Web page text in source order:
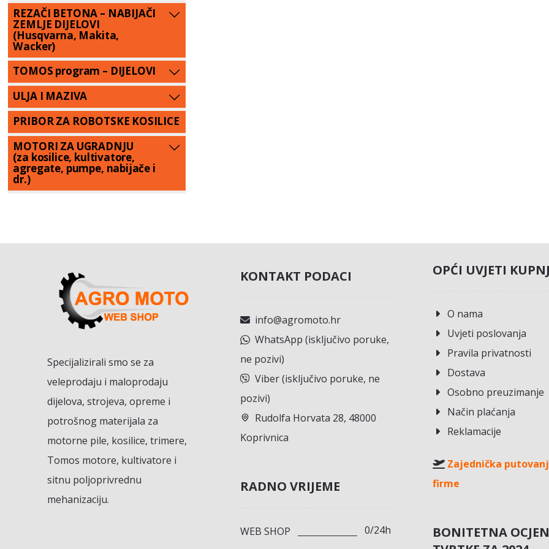
REZAČI BETONA – NABIJAČI
ZEMLJE DIJELOVI
(Husqvarna, Makita,
Wacker)
TOMOS program – DIJELOVI
ULJA I MAZIVA
PRIBOR ZA ROBOTSKE KOSILICE
MOTORI ZA UGRADNJU
(za kosilice, kultivatore,
agregate, pumpe, nabijače i
dr.)
Specijalizirali smo se za
veleprodaju i maloprodaju
dijelova, strojeva, opreme i
potrošnog materijala za
motorne pile, kosilice, trimere,
Tomos motore, kultivatore i
sitnu poljoprivrednu
mehanizaciju.
KONTAKT PODACI
info@agromoto.hr
WhatsApp (isključivo poruke,
ne pozivi)
Viber (isključivo poruke, ne
pozivi)
Rudolfa Horvata 28, 48000
Koprivnica
RADNO VRIJEME
WEB SHOP 0/24h
OPĆI UVJETI
O nama
Uvjeti poslovanja
Pravila privatnosti
Dostava
Osobno preuzimanje
Način plaćanja
Reklamacije
Zajednička
firme
BONITETNA